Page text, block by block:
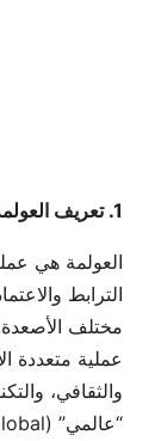
1. تعريف العولمة (Globalization):
العولمة هي
الترابط
مختلف
عملية متعددة
والثقافي،